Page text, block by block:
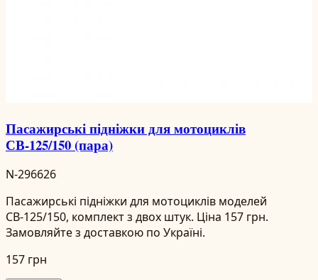
Пасажирські підніжки для мотоциклів
СВ-125/150 (пара)
N-296626
Пасажирські підніжки для мотоциклів моделей
СВ-125/150, комплект з двох штук. Ціна 157 грн.
Замовляйте з доставкою по Україні.
157 грн